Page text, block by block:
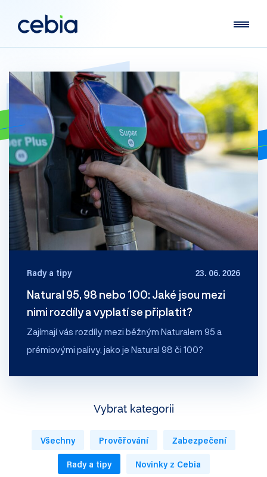
Rady a tipy 23. 06. 2026
Natural 95, 98 nebo 100: Jaké jsou mezi
nimi rozdíly a vyplatí se připlatit?
Zajímají vás rozdíly mezi běžným Naturalem 95 a
prémiovými palivy, jako je Natural 98 či 100?
Vybrat kategorii
Všechny Prověřování
Zabezpečení
Rady a tipy
Novinky z Cebia